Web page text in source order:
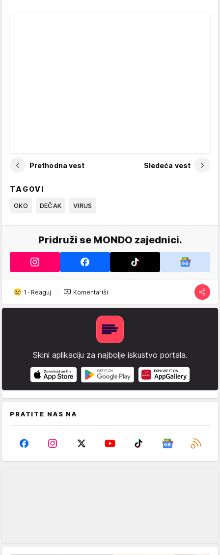
Prethodna vest Sledeća vest
TAGOVI
OKO DEČAK VIRUS
Pridruži se MONDO zajednici.
1 · Reaguj Komentariši
Skini aplikaciju za najbolje iskustvo portala.
PRATITE NAS NA